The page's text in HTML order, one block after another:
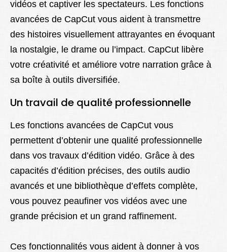
vidéos et captiver les spectateurs. Les fonctions
avancées de CapCut vous aident à transmettre
des histoires visuellement attrayantes en évoquant
la nostalgie, le drame ou l’impact. CapCut libère
votre créativité et améliore votre narration grâce à
sa boîte à outils diversifiée.
Un travail de qualité professionnelle
Les fonctions avancées de CapCut vous
permettent d’obtenir une qualité professionnelle
dans vos travaux d’édition vidéo. Grâce à des
capacités d’édition précises, des outils audio
avancés et une bibliothèque d’effets complète,
vous pouvez peaufiner vos vidéos avec une
grande précision et un grand raffinement.
Ces fonctionnalités vous aident à donner à vos